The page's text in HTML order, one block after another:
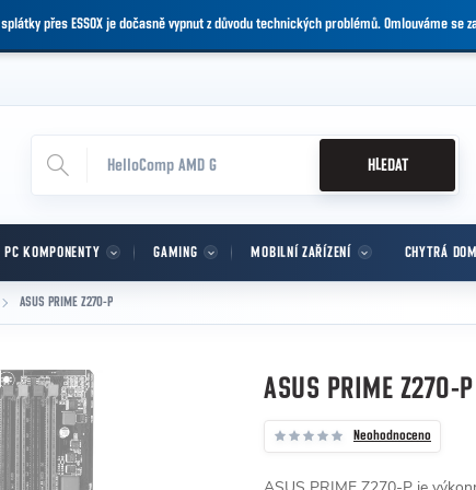
přes ESSOX je dočasně vypnut z důvodu technických problémů. Omlouváme se
HLEDAT
PC KOMPONENTY GAMING MOBILNÍ ZAŘÍZENÍ CHYTRÁ
ASUS PRIME Z270-P
ASUS PRIME Z270-P
Neohodnoceno